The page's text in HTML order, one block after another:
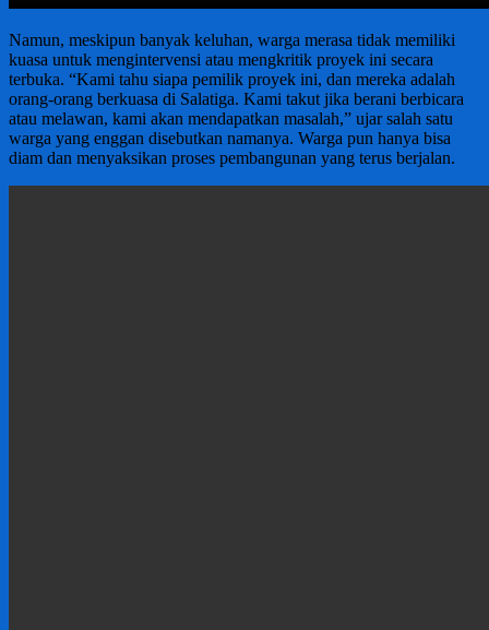
Namun, meskipun banyak keluhan, warga merasa tidak memiliki
kuasa untuk mengintervensi atau mengkritik proyek ini secara
terbuka. “Kami tahu siapa pemilik proyek ini, dan mereka adalah
orang-orang berkuasa di Salatiga. Kami takut jika berani berbicara
atau melawan, kami akan mendapatkan masalah,” ujar salah satu
warga yang enggan disebutkan namanya. Warga pun hanya bisa
diam dan menyaksikan proses pembangunan yang terus berjalan.